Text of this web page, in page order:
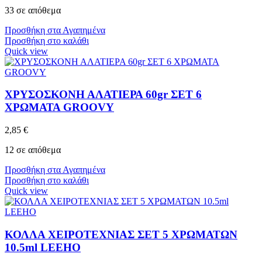
33 σε απόθεμα
Προσθήκη στα Αγαπημένα
Προσθήκη στο καλάθι
Quick view
ΧΡΥΣΟΣΚΟΝΗ ΑΛΑΤΙΕΡΑ 60gr ΣΕΤ 6
ΧΡΩΜΑΤΑ GROOVY
2,85 €
12 σε απόθεμα
Προσθήκη στα Αγαπημένα
Προσθήκη στο καλάθι
Quick view
ΚΟΛΛΑ ΧΕΙΡΟΤΕΧΝΙΑΣ ΣΕΤ 5 ΧΡΩΜΑΤΩΝ
10.5ml LEEHO